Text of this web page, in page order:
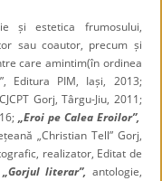
și estetica frumosului,
sau coautor, precum și
care amintim(în ordinea
”, Editura PIM, Iași, 2013;
Gorj, Târgu-Jiu, 2011;
„Eroi pe Calea Eroilor”,
„Christian Tell” Gorj,
realizator, Editat de
„Gorjul literar”, antologie,